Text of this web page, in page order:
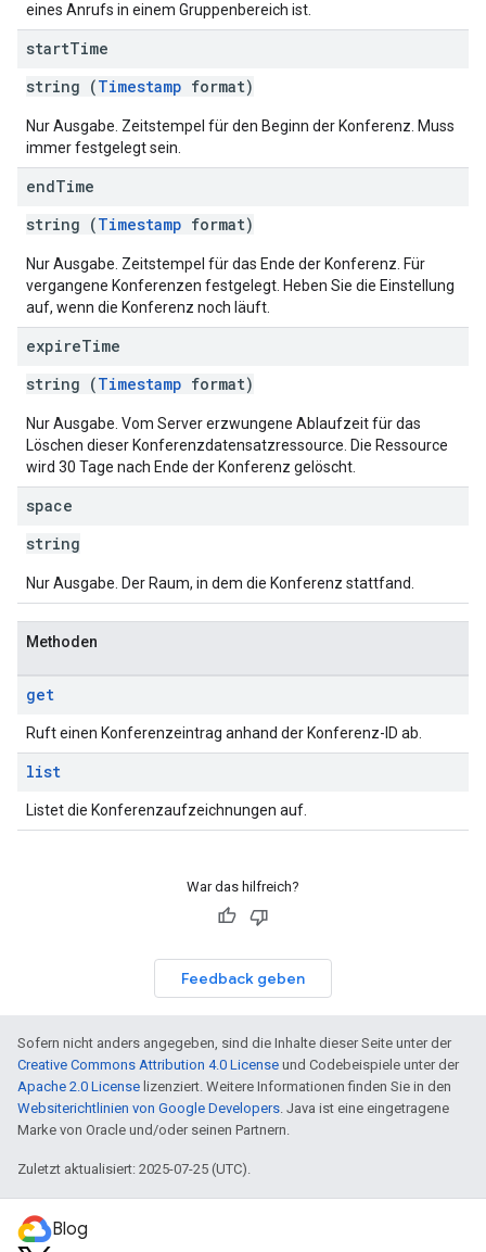
eines Anrufs in einem Gruppenbereich ist.
startTime
string (Timestamp format)
Nur Ausgabe. Zeitstempel für den Beginn der Konferenz. Muss
immer festgelegt sein.
endTime
string (Timestamp format)
Nur Ausgabe. Zeitstempel für das Ende der Konferenz. Für
vergangene Konferenzen festgelegt. Heben Sie die Einstellung
auf, wenn die Konferenz noch läuft.
expireTime
string (Timestamp format)
Nur Ausgabe. Vom Server erzwungene Ablaufzeit für das
Löschen dieser Konferenzdatensatzressource. Die Ressource
wird 30 Tage nach Ende der Konferenz gelöscht.
space
string
Nur Ausgabe. Der Raum, in dem die Konferenz stattfand.
Methoden
get
Ruft einen Konferenzeintrag anhand der Konferenz-ID ab.
list
Listet die Konferenzaufzeichnungen auf.
War das hilfreich?
Feedback geben
Sofern nicht anders angegeben, sind die Inhalte dieser Seite unter der
Creative Commons Attribution 4.0 License und Codebeispiele unter der
Apache 2.0 License lizenziert. Weitere Informationen finden Sie in den
Websiterichtlinien von Google Developers. Java ist eine eingetragene
Marke von Oracle und/oder seinen Partnern.
Zuletzt aktualisiert: 2025-07-25 (UTC).
Blog